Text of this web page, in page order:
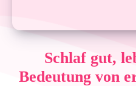
Schlaf gut,
Bedeutung von